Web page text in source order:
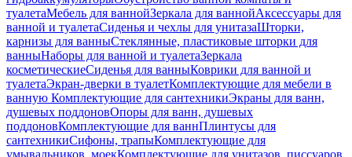
туалетаМебель для ваннойЗеркала для ваннойАксессуары для
ванной и туалетаСиденья и чехлы для унитазаШторки,
карнизы для ванныСтеклянные, пластиковые шторки для
ванныНаборы для ванной и туалетаЗеркала
косметическиеСиденья для ванныКоврики для ванной и
туалетаЭкран-дверки в туалетКомплектующие для мебели в
ванную Комплектующие для сантехникиЭкраны для ванн,
душевых поддоновОпоры для ванн, душевых
поддоновКомплектующие для ваннПлинтусы для
сантехникиСифоны, трапыКомплектующие для
умывальников, моекКомплектующие для унитазов, писсуаров,